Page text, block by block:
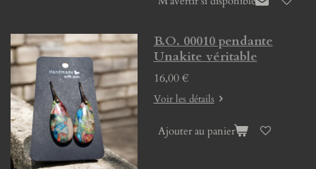
B.O. 00010 pendante
Unakite véritable
16,00 €
Voir les détails
Ajouter au panier